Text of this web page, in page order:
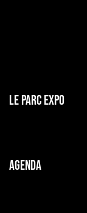
LE PARC EXPO
Agenda